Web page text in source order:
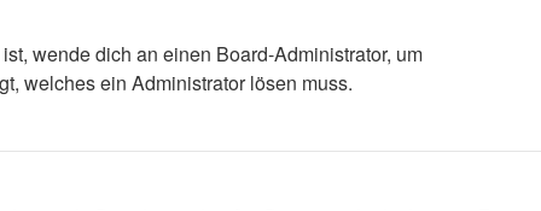
wende dich an einen Board-Administrator, um
welches ein Administrator lösen muss.